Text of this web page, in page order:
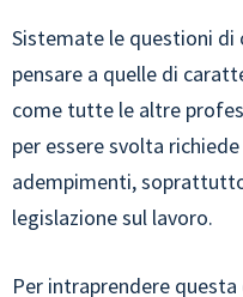
Sistemate le questioni
pensare a quelle di
come tutte le altre
per essere svolta
adempimenti,
legislazione sul lavoro.
Per intraprendere